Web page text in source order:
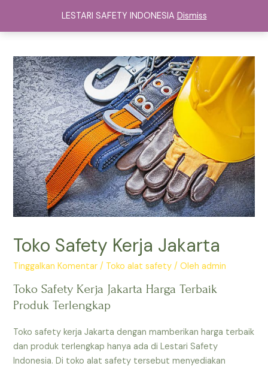
konten
Toko Safety Kerja Jakarta
Tinggalkan Komentar / Toko alat safety / Olehadmin
Toko Safety Kerja Jakarta Harga Terbaik
Produk Terlengkap
Toko safety kerja Jakarta dengan mamberikan harga terbaik
dan produk terlengkap hanya ada di Lestari Safety
Indonesia. Di toko alat safety tersebut menyediakan
LESTARI SAFETY INDONESIA Dismiss